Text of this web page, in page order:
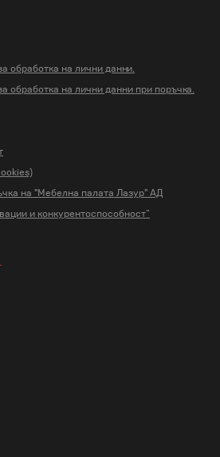
обработка на лични данни.
обработка на лични данни при поръчка.
на "Мебелна палата Лазур" АД
и конкурентоспособност“